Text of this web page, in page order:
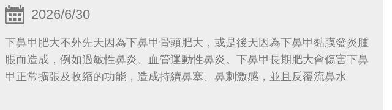
2026/6/30
下鼻甲肥大不外先天因為下鼻甲骨頭肥大，或是後天因為下鼻甲黏膜發炎腫
脹而造成，例如過敏性鼻炎、血管運動性鼻炎。下鼻甲長期肥大會傷害下鼻
甲正常擴張及收縮的功能，造成持續鼻塞、鼻刺激感，並且反覆流鼻水